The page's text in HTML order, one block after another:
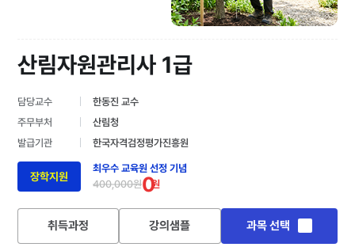
산림자원관리사 1급
담당교수
한동진 교수
주무부처
산림청
발급기관
한국자격검정평가진흥원
장학지원
최우수 교육원 선정 기념
400,000원0원
취득과정 강의샘플 과목 선택